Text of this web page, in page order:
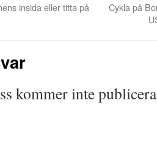
insida eller titta på
Cykla på
kommer inte